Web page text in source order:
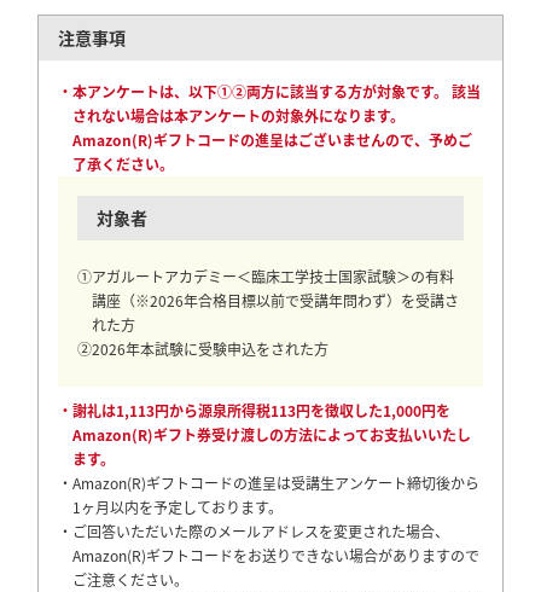
注意事項
・本アンケートは、以下①②両方に該当する方が対象です。 該当
されない場合は本アンケートの対象外になります。
Amazon(R)ギフトコードの進呈はございませんので、予めご
了承ください。
対象者
①アガルートアカデミー＜臨床工学技士国家試験＞の有料
講座（※2026年合格目標以前で受講年問わず）を受講さ
れた方
②2026年本試験に受験申込をされた方
・謝礼は1,113円から源泉所得税113円を徴収した1,000円を
Amazon(R)ギフト券受け渡しの方法によってお支払いいたし
ます。
・Amazon(R)ギフトコードの進呈は受講生アンケート締切後から
1ヶ月以内を予定しております。
・ご回答いただいた際のメールアドレスを変更された場合、
Amazon(R)ギフトコードをお送りできない場合がありますので
ご注意ください。